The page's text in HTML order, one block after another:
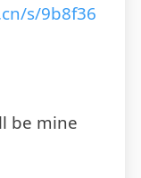
s/9b8f36
be mine